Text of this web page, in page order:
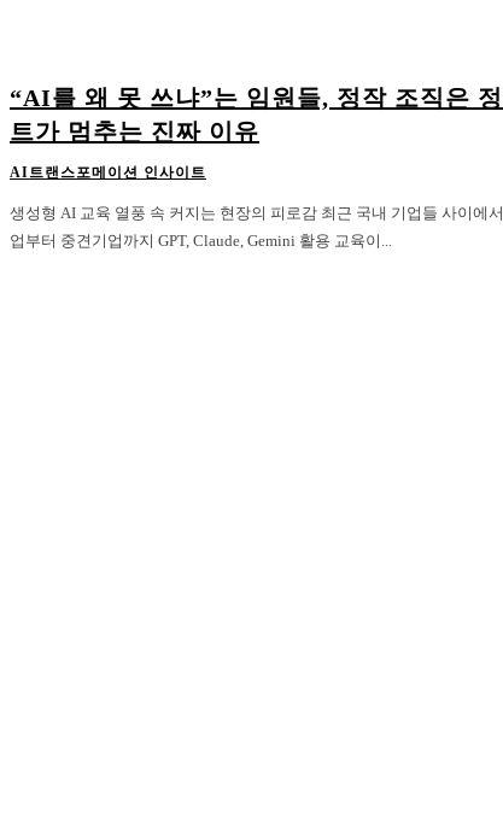
“AI를 왜 못 쓰냐”는 임원들, 정작 조직은
트가 멈추는 진짜 이유
AI트랜스포메이션 인사이트
생성형 AI 교육 열풍 속 커지는 현장의 피로감 최근 국내 기업들 사이에서 생성형 AI 교육이 빠르게 확산되고 있다. 대기
업부터 중견기업까지 GPT, Claude, Gemini 활용 교육이...